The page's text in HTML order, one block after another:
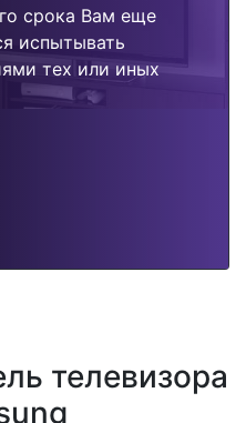
срока Вам еще
испытывать
тех или иных
телевизора